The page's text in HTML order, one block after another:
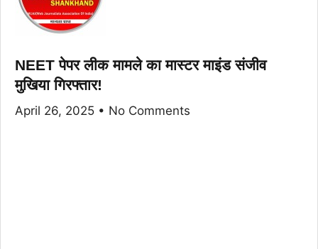
NEET पेपर लीक मामले का मास्टर माइंड संजीव
मुखिया गिरफ्तार!
April 26, 2025 No Comments